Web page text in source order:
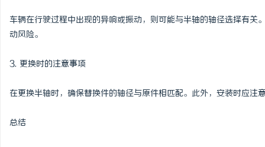
车辆在行驶过程中出现的异响或振动，则可能与半轴的轴径选择有
动风险。
3. 更换时的注意事项
在更换半轴时，确保替换件的轴径与原件相匹配。此外，安装时应
总结